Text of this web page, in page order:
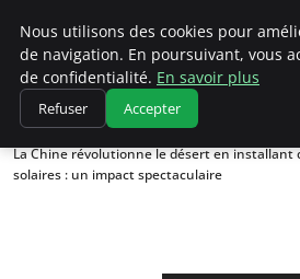
Climatedebtagents
Accueil
Énergies Renouvelables
La Chine révolutionne le désert en installant
solaires : un impact spectaculaire
Nous utilisons des cookies pour
de navigation. En poursuivant, vous
de confidentialité. En savoir plus
Refuser Accepter